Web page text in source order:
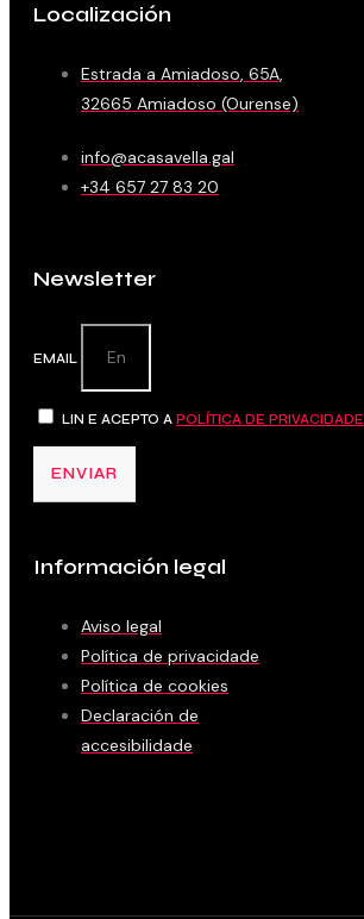
Localización
Estrada a Amiadoso, 65A,
32665 Amiadoso (Ourense)
info@acasavella.gal
+34 657 27 83 20
Newsletter
EMAIL
LIN E ACEPTO A POLÍTICA DE PRIVACIDADE
ENVIAR
Información legal
Aviso legal
Política de privacidade
Política de cookies
Declaración de
accesibilidade